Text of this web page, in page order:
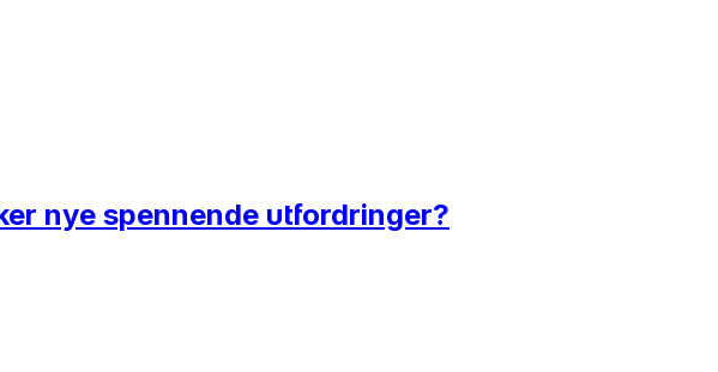
nye spennende utfordringer?